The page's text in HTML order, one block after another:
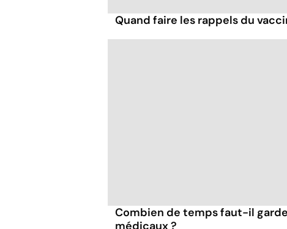
Quand faire les rappels du
Combien de temps faut-il
médicaux ?